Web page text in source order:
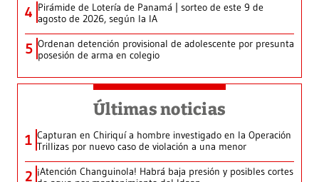
4 Pirámide de Lotería de Panamá | sorteo de este 9 de
agosto de 2026, según la IA
5 Ordenan detención provisional de adolescente por presunta
posesión de arma en colegio
Últimas noticias
1 Capturan en Chiriquí a hombre investigado en la Operación
Trillizas por nuevo caso de violación a una menor
2 ¡Atención Changuinola! Habrá baja presión y posibles cortes